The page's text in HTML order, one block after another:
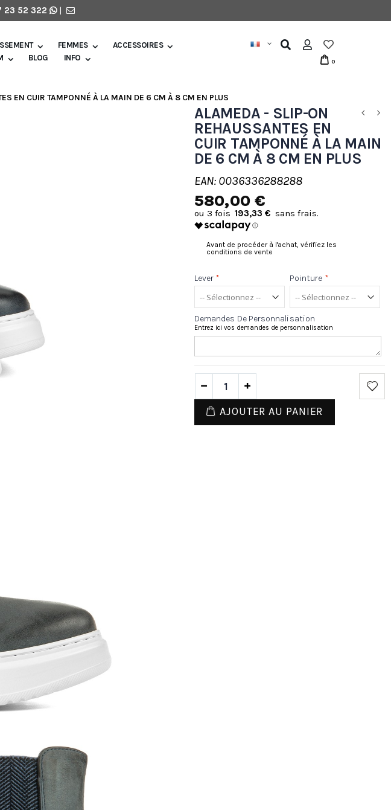
23 52 322 |
FEMMES
ACCESSOIRES
BLOG INFO 0
EN CUIR TAMPONNÉ À LA MAIN DE 6 CM À 8 CM EN PLUS
ALAMEDA - SLIP-ON
REHAUSSANTES EN
CUIR TAMPONNÉ À LA MAIN
DE 6 CM À 8 CM EN PLUS
EAN: 0036336288288
580,00 €
193,33 €
Avant de procéder à l'achat, vérifiez les
conditions de vente
Lever * Pointure *
Demandes De Personnalisation
Entrez ici vos demandes de personnalisation
AJOUTER AU PANIER